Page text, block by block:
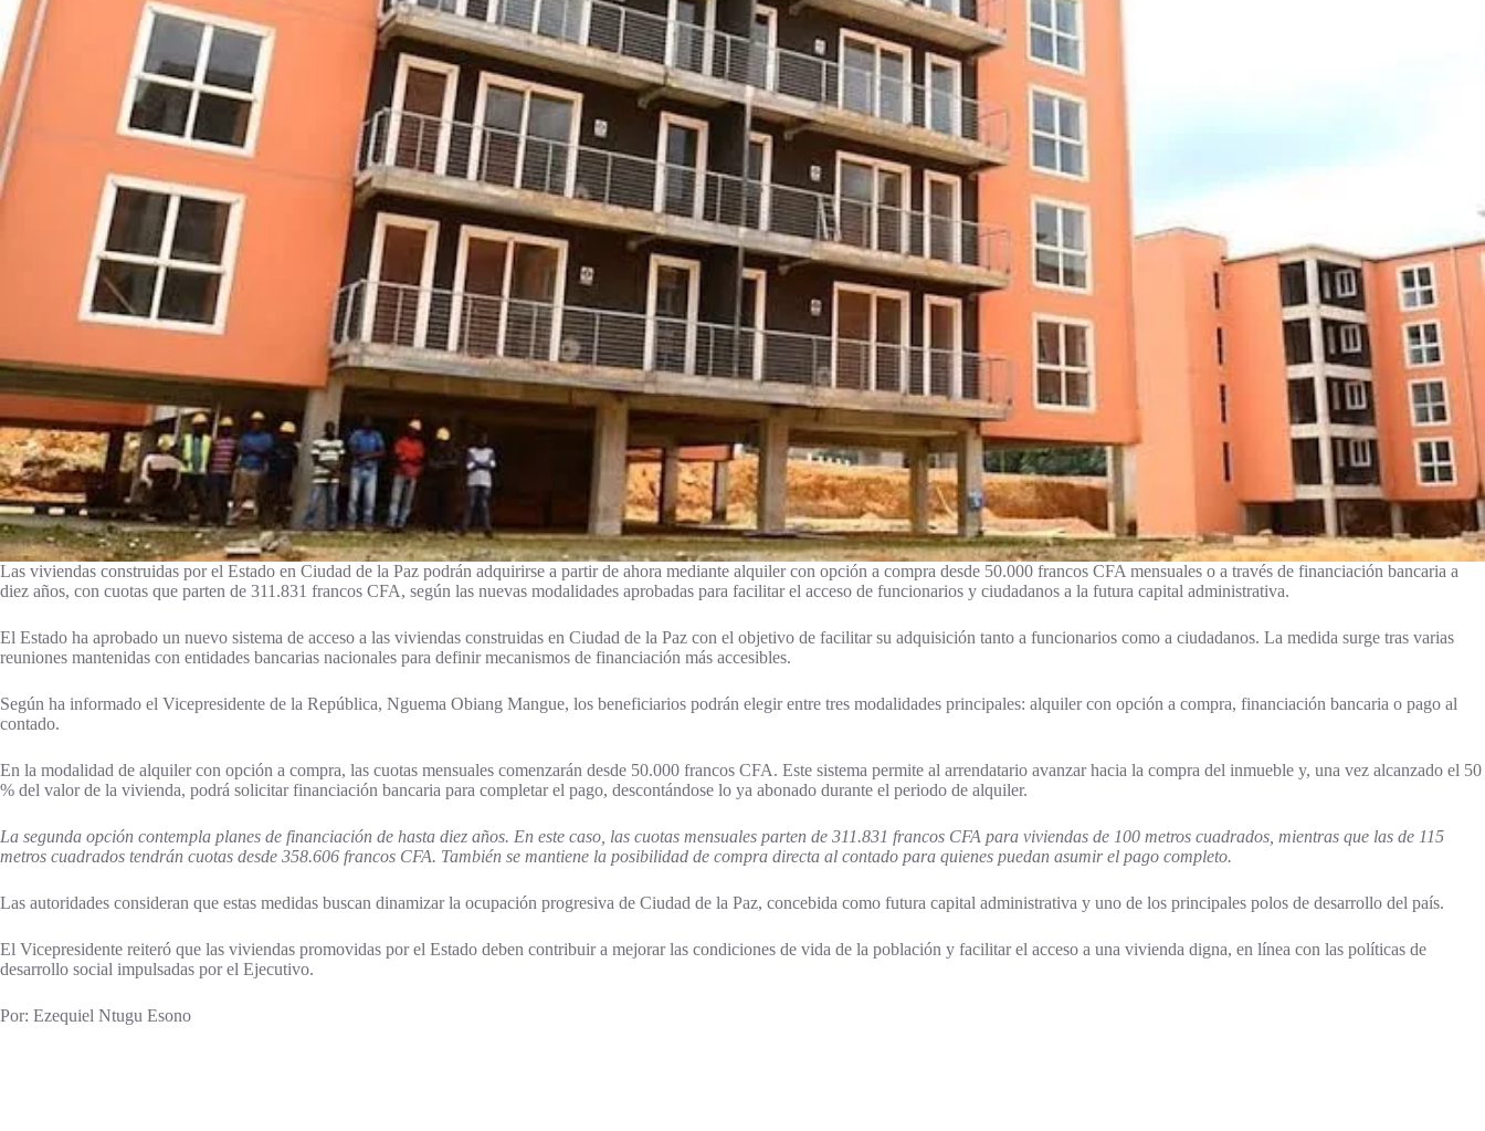
Las viviendas construidas por el Estado en Ciudad de la Paz podrán adquirirse a partir de ahora mediante alquiler con opción a compra desde 50.000 francos CFA mensuales o a través de financiación bancaria a
diez años, con cuotas que parten de 311.831 francos CFA, según las nuevas modalidades aprobadas para facilitar el acceso de funcionarios y ciudadanos a la futura capital administrativa.
El Estado ha aprobado un nuevo sistema de acceso a las viviendas construidas en Ciudad de la Paz con el objetivo de facilitar su adquisición tanto a funcionarios como a ciudadanos. La medida surge tras varias
reuniones mantenidas con entidades bancarias nacionales para definir mecanismos de financiación más accesibles.
Según ha informado el Vicepresidente de la República, Nguema Obiang Mangue, los beneficiarios podrán elegir entre tres modalidades principales: alquiler con opción a compra, financiación bancaria o pago al
contado.
En la modalidad de alquiler con opción a compra, las cuotas mensuales comenzarán desde 50.000 francos CFA. Este sistema permite al arrendatario avanzar hacia la compra del inmueble y, una vez alcanzado el 50
% del valor de la vivienda, podrá solicitar financiación bancaria para completar el pago, descontándose lo ya abonado durante el periodo de alquiler.
La segunda opción contempla planes de financiación de hasta diez años. En este caso, las cuotas mensuales parten de 311.831 francos CFA para viviendas de 100 metros cuadrados, mientras que las de 115
metros cuadrados tendrán cuotas desde 358.606 francos CFA. También se mantiene la posibilidad de compra directa al contado para quienes puedan asumir el pago completo.
Las autoridades consideran que estas medidas buscan dinamizar la ocupación progresiva de Ciudad de la Paz, concebida como futura capital administrativa y uno de los principales polos de desarrollo del país.
El Vicepresidente reiteró que las viviendas promovidas por el Estado deben contribuir a mejorar las condiciones de vida de la población y facilitar el acceso a una vivienda digna, en línea con las políticas de
desarrollo social impulsadas por el Ejecutivo.
Por: Ezequiel Ntugu Esono